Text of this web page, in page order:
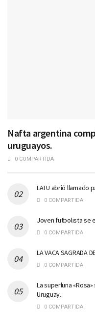
Nafta argentina
uruguayos.
0 COMPARTIDA
LATU abrió llamado
0 COMPARTIDA
Joven futbolista se
0 COMPARTIDA
LA VACA SAGRADA
0 COMPARTIDA
La superluna
Uruguay.
0 COMPARTIDA